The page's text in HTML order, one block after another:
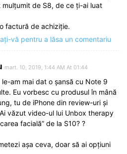
mulțumit de S8, de ce ți-ai luat
factură de achiziție.
vă pentru a lăsa un comentariu
mart. 10, 2019, 1:44 AM At 01:44
le-am mai dat o şansă cu Note 9
Eu vorbesc cu produsul în mână
tu de iPhone din review-uri şi
văzut video-ul lui Unbox therapy
facială” de la S10? ?
aşa ceva, doar să ai opțiuni